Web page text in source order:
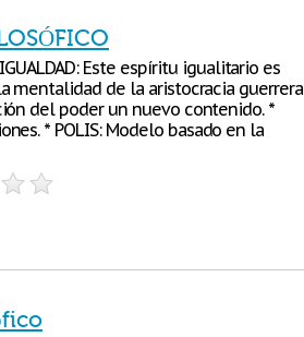
IGUALDAD: Este espíritu igualitario es
mentalidad de la aristocracia guerrera
del poder un nuevo contenido. *
* POLIS: Modelo basado en la